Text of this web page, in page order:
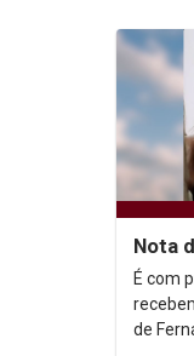
Nota
É com
de